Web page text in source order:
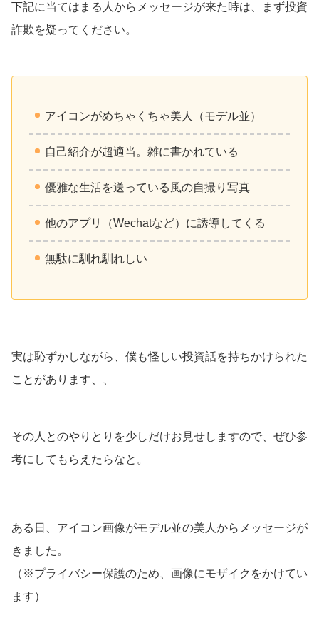
下記に当てはまる人からメッセージが来た時は、まず投資
詐欺を疑ってください。
アイコンがめちゃくちゃ美人（モデル並）
自己紹介が超適当。雑に書かれている
優雅な生活を送っている風の自撮り写真
他のアプリ（Wechatなど）に誘導してくる
無駄に馴れ馴れしい
実は恥ずかしながら、僕も怪しい投資話を持ちかけられた
ことがあります、、
その人とのやりとりを少しだけお見せしますので、ぜひ参
考にしてもらえたらなと。
ある日、アイコン画像がモデル並の美人からメッセージが
きました。
（※プライバシー保護のため、画像にモザイクをかけてい
ます）